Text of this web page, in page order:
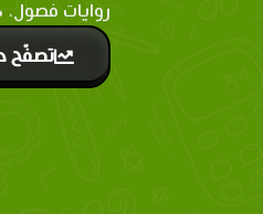
روايات فصول،
تصفّح